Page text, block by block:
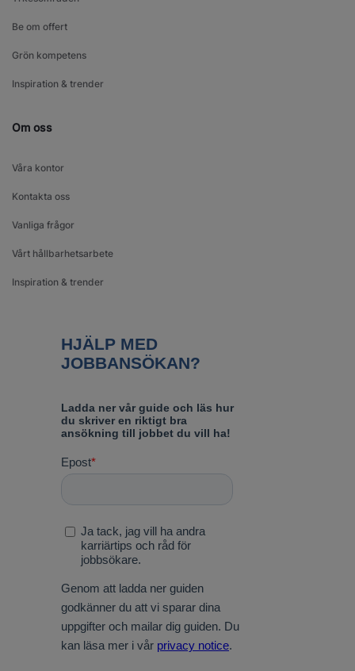
Be om offert
Grön kompetens
Inspiration & trender
Om oss
Våra kontor
Kontakta oss
Vanliga frågor
Vårt hållbarhetsarbete
Inspiration & trender